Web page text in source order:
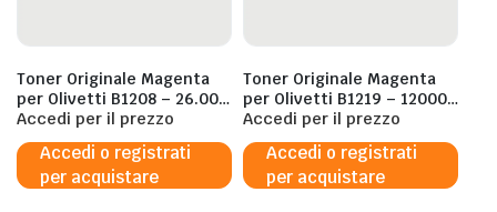
Toner Originale Magenta
per Olivetti B1208 – 26.000
Pagine al 5%
Accedi per il prezzo
Accedi o registrati
per acquistare
Toner Originale Magenta
per Olivetti B1219 – 12000
Pagine al 5%
Accedi per il prezzo
Accedi o registrati
per acquistare